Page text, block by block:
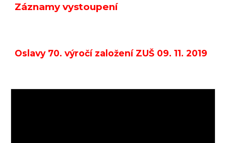
Záznamy vystoupení
Oslavy 70. výročí založení ZUŠ 09. 11. 2019